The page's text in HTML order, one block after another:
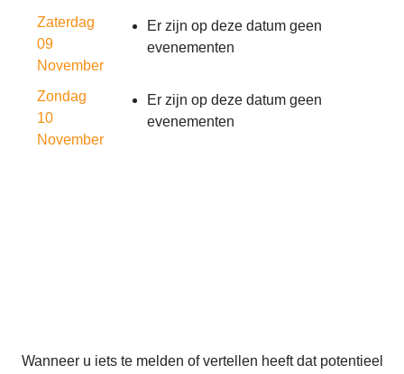
Zaterdag
09
November
Er zijn op deze datum geen
evenementen
Zondag
10
November
Er zijn op deze datum geen
evenementen
Wanneer u iets te melden of vertellen heeft dat potentieel